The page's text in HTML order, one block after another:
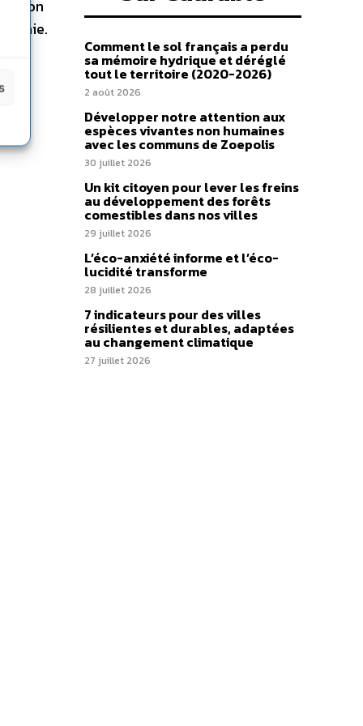
son
Comment le sol français a perdu
sa mémoire hydrique et déréglé
tout le territoire (2020-2026)
2 août 2026
Développer notre attention aux
espèces vivantes non humaines
avec les communs de Zoepolis
30 juillet 2026
Un kit citoyen pour lever les freins
au développement des forêts
comestibles dans nos villes
29 juillet 2026
L’éco-anxiété informe et l’éco-
lucidité transforme
28 juillet 2026
7 indicateurs pour des villes
résilientes et durables, adaptées
au changement climatique
27 juillet 2026